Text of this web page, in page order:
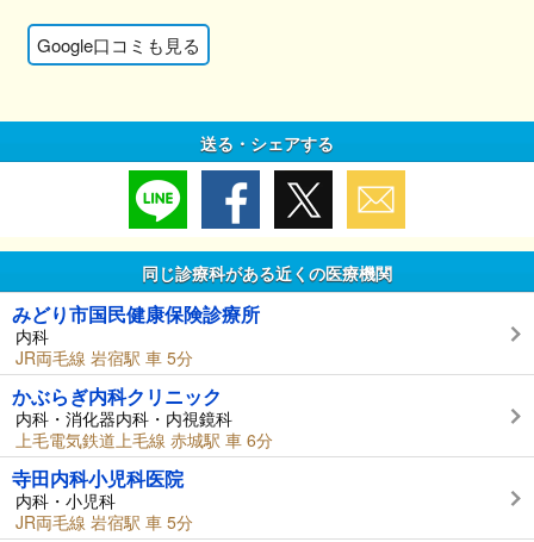
Google口コミも見る
送る・シェアする
同じ診療科がある近くの医療機関
みどり市国民健康保険診療所
内科
JR両毛線 岩宿駅 車 5分
かぶらぎ内科クリニック
内科・消化器内科・内視鏡科
上毛電気鉄道上毛線 赤城駅 車 6分
寺田内科小児科医院
内科・小児科
JR両毛線 岩宿駅 車 5分